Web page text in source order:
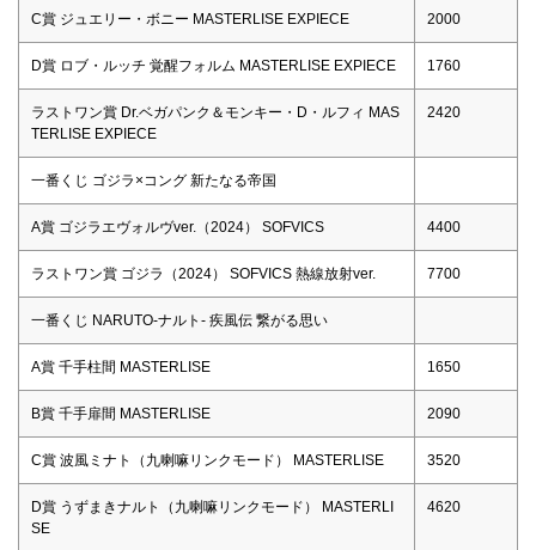
C賞 ジュエリー・ボニー MASTERLISE EXPIECE 2000
D賞 ロブ・ルッチ 覚醒フォルム MASTERLISE EXPIECE 1760
ラストワン賞 Dr.ベガパンク＆モンキー・D・ルフィ MAS
TERLISE EXPIECE
2420
一番くじ ゴジラ×コング 新たなる帝国
A賞 ゴジラエヴォルヴver.（2024） SOFVICS 4400
ラストワン賞 ゴジラ（2024） SOFVICS 熱線放射ver. 7700
一番くじ NARUTO-ナルト- 疾風伝 繋がる思い
A賞 千手柱間 MASTERLISE 1650
B賞 千手扉間 MASTERLISE 2090
C賞 波風ミナト（九喇嘛リンクモード） MASTERLISE 3520
D賞 うずまきナルト（九喇嘛リンクモード） MASTERLI
SE
4620